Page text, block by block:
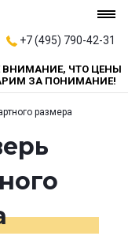
+7 (495) 790-42-31
ЧТО ЦЕНЫ
ЗА ПОНИМАНИЕ!
размера